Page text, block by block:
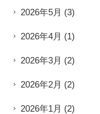
2026年5月 (3)
2026年4月 (1)
2026年3月 (2)
2026年2月 (2)
2026年1月 (2)